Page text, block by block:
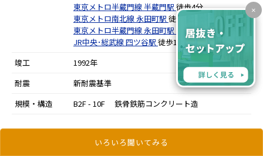
いろいろ聞いてみる
×
東京メトロ半蔵門線半蔵門駅 徒歩4分
東京メトロ南北線永田町駅 徒歩8分
東京メトロ半蔵門線永田町駅
徒歩8分
JR中央･総武線四ツ谷駅 徒歩10分
竣工
1992年
耐震
新耐震基準
規模・構造
B2F - 10F 鉄骨鉄筋コンクリート造